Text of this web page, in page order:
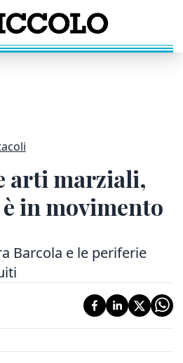
arti marziali,
è in movimento
Barcola e le periferie